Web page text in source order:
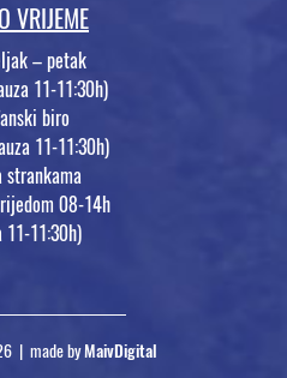
VRIJEME
– petak
11-11:30h)
biro
11-11:30h)
strankama
08-14h
11-11:30h)
| made byMaivDigital